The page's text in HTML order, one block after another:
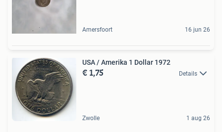
Amersfoort 16 jun 26
USA / Amerika 1 Dollar 1972
€ 1,75 Details
Zwolle 1 aug 26